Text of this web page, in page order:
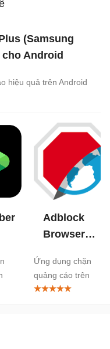
(Samsung
Android
hiệu quả trên Android
Adblock
Browser
Android
Ứng dụng chặn
quảng cáo trên
Android